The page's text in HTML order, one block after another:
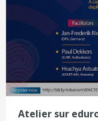
Atelier sur